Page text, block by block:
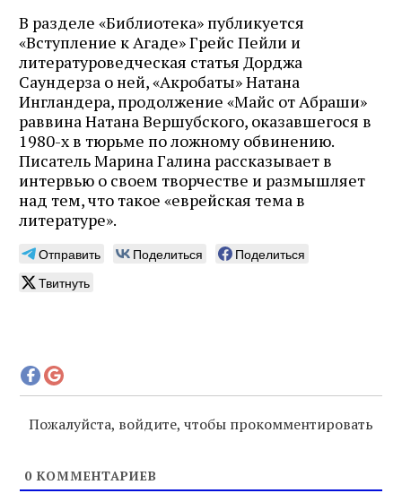
В разделе «Библиотека» публикуется
«Вступление к Агаде» Грейс Пейли и
литературоведческая статья Дорджа
Саундерза о ней, «Акробаты» Натана
Ингландера, продолжение «Майс от Абраши»
раввина Натана Вершубского, оказавшегося в
1980-х в тюрьме по ложному обвинению.
Писатель Марина Галина рассказывает в
интервью о своем творчестве и размышляет
над тем, что такое «еврейская тема в
литературе».
Отправить Поделиться
Поделиться
Твитнуть
Пожалуйста, войдите, чтобы прокомментировать
0 КОММЕНТАРИЕВ